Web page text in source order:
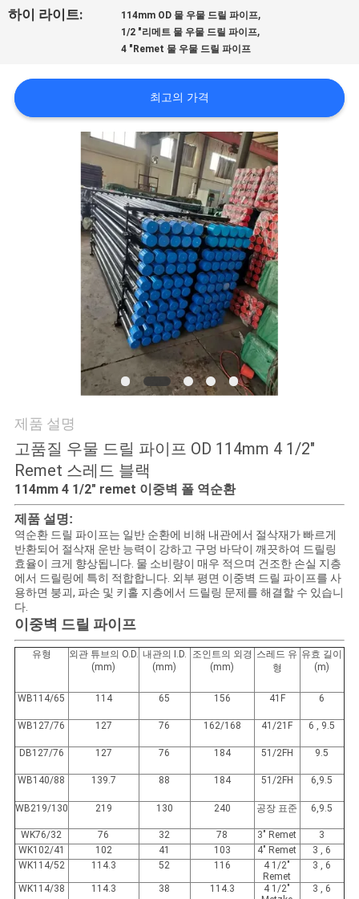
공
투
어
연
락
뉴
스
사
건
사
이
트
맵
PRIVACY
POLICY
하이 라이트: 114mm OD 물 우물 드릴 파이프,
1/2 "리메트 물 우물 드릴 파이프,
4 "Remet 물 우물 드릴 파이프
최고의 가격
제품 설명
고품질 우물 드릴 파이프 OD 114mm 4 1/2"
Remet 스레드 블랙
114mm 4 1/2" remet 이중벽 폴 역순환
제품 설명:
역순환 드릴 파이프는 일반 순환에 비해 내관에서 절삭재가 빠르게
반환되어 절삭재 운반 능력이 강하고 구멍 바닥이 깨끗하여 드릴링
효율이 크게 향상됩니다. 물 소비량이 매우 적으며 건조한 손실 지층
에서 드릴링에 특히 적합합니다. 외부 평면 이중벽 드릴 파이프를 사
용하면 붕괴, 파손 및 키홀 지층에서 드릴링 문제를 해결할 수 있습니
다.
이중벽 드릴 파이프
유형
외관 튜브의 O.D.
(mm)
내관의 I.D.
(mm)
조인트의 외경
(mm)
스레드 유
형
유효 길이
(m)
WB114/65 114 65 156 41F 6
WB127/76 127 76 162/168 41/21F 6 , 9.5
DB127/76 127 76 184 51/2FH 9.5
WB140/88 139.7 88 184 51/2FH 6,9.5
WB219/130 219 130 240 공장 표준 6,9.5
WK76/32 76 32 78 3" Remet
3
WK102/41
102 41 103 4" Remet
3 , 6
WK114/52
114.3 52 116
4 1/2"
Remet
3 , 6
WK114/38 114.3 38 114.3
4 1/2"
3 , 6